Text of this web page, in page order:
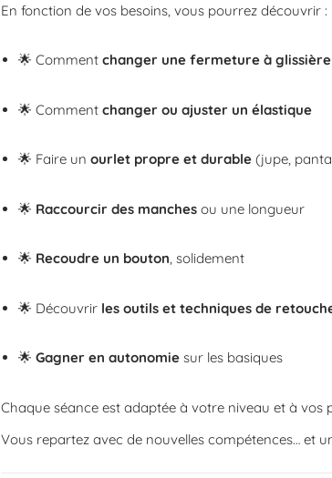
En fonction de vos besoins, vous pourrez découvrir :
🌟 Commentchanger une fermeture à glissière
🌟 Commentchanger ou ajuster un élastique
🌟 Faire unourlet propre et durable (jupe,
🌟 Raccourcir des manches ou une longueur
🌟 Recoudre un bouton, solidement
🌟 Découvrir les outils et techniques de
🌟Gagner en autonomie sur les basiques
Chaque séance est adaptée à votre niveau et à vos
Vous repartez avec de nouvelles compétences… et